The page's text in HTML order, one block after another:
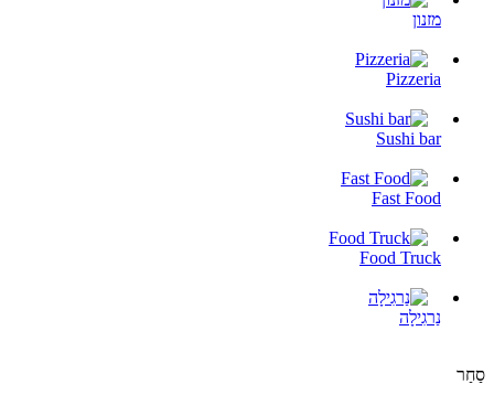
מזנון
Pizzeria
Sushi bar
Fast Food
Food Truck
נַרגִילָה
סַחַר